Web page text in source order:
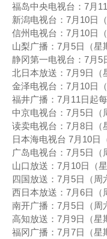
福岛中央电视台：7月
新潟电视台：7月10日
信州电视台：7月10日
山梨广播：7月5日（星
静冈第一电视台：7月5
北日本放送：7月9日（
金泽电视台：7月10日
福井广播：7月11日起
中京电视台：7月5日（
读卖电视台：7月8日（
日本海电视台 7月10日
广岛电视台：7月5日（
山口放送：7月10日（
四国放送：7月5日（周
西日本放送：7月6日（
南开广播：7月5日（周
高知放送：7月9日（星
福冈广播：7月7日（星